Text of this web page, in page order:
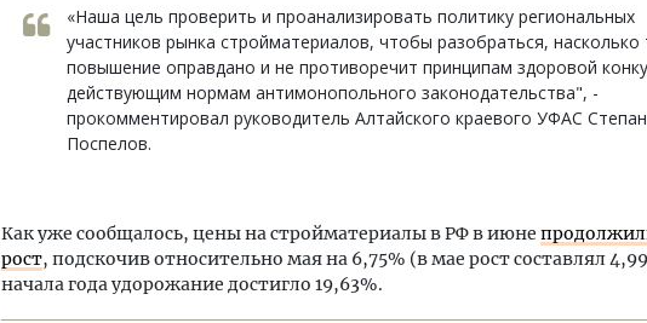
«Наша цель проверить и проанализировать политику региональных
участников рынка стройматериалов, чтобы разобраться, насколько
повышение оправдано и не противоречит принципам здоровой
действующим нормам антимонопольного законодательства", -
прокомментировал руководитель Алтайского краевого УФАС Степан
Поспелов.
Как уже сообщалось, цены на стройматериалы в РФ в июне
рост, подскочив относительно мая на 6,75% (в мае рост составлял
начала года удорожание достигло 19,63%.